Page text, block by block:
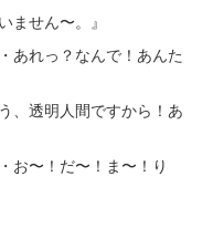
ません〜。』
あれっ？なんで！あんた
、透明人間ですから！あ
お〜！だ〜！ま〜！り